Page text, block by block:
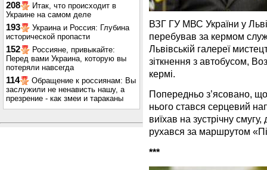
208
Итак, что происходит в
Украине на самом деле
193
Украина и Россия: Глубина
исторической пропасти
152
Россияне, привыкайте:
Перед вами Украина, которую вы
потеряли навсегда
114
Обращение к россиянам: Вы
заслужили не ненависть нашу, а
презрение - как змеи и тараканы
ВЗГ ГУ МВС України у
перебував за кермом
Львівській галереї
зіткнення з автобусом,
кермі.
Попередньо з’ясовано,
нього стався серцевий
виїхав на зустрічну
рухався за маршрутом
***